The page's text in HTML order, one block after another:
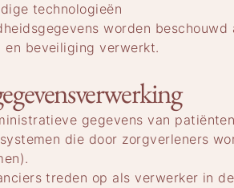
technologieën
worden
en beveiliging verwerkt.
gegevens van
die door zorgverleners
treden op als verwerker in